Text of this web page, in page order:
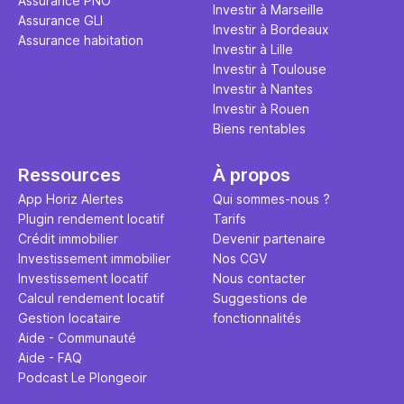
Assurance GLI
Assurance habitation
Investir à Marseille
Investir à Bordeaux
Investir à Lille
Investir à Toulouse
Investir à Nantes
Investir à Rouen
Biens rentables
Ressources
App Horiz Alertes
Plugin rendement locatif
Crédit immobilier
Investissement immobilier
Investissement locatif
Calcul rendement locatif
Gestion locataire
Aide - Communauté
Aide - FAQ
Podcast Le Plongeoir
À propos
Qui sommes-nous ?
Tarifs
Devenir partenaire
Nos CGV
Nous contacter
Suggestions de
fonctionnalités